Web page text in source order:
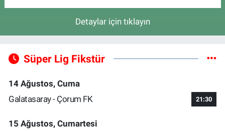
Detaylar için tıklayın
Süper Lig Fikstür
14 Ağustos, Cuma
Galatasaray - Çorum FK
21:30
15 Ağustos, Cumartesi